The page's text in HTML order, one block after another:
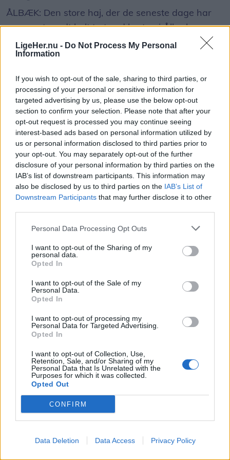
LigeHer.nu - Do Not Process My Personal
Information
If you wish to opt-out of the sale, sharing to third parties, or
processing of your personal or sensitive information for
targeted advertising by us, please use the below opt-out
section to confirm your selection. Please note that after your
opt-out request is processed you may continue seeing
interest-based ads based on personal information utilized by
us or personal information disclosed to third parties prior to
your opt-out. You may separately opt-out of the further
disclosure of your personal information by third parties on the
IAB’s list of downstream participants. This information may
also be disclosed by us to third parties on the IAB’s List of
Downstream Participants that may further disclose it to other
Personal Data Processing Opt Outs
I want to opt-out of the Sharing of my
personal data.
Opted In
I want to opt-out of the Sale of my
Personal Data.
Opted In
I want to opt-out of processing my
Personal Data for Targeted Advertising.
Opted In
I want to opt-out of Collection, Use,
Retention, Sale, and/or Sharing of my
Personal Data that Is Unrelated with the
Purposes for which it was collected.
Opted Out
CONFIRM
Data Deletion Data Access Privacy Policy
Voksne brugder kan ifølge Lex.dk blive over 10
meter lange.
Usædvanligt syn
en brugde så tæt på kysten i Kattegat.
Arten ses blandt andet omkring England, Skotland
og Irland og kan også forekomme længere ude i
Nordsøen.
- Det er lidt usædvanligt, at den er lige her. Man
kan godt opleve dem tættere på kysten andre
steder, men ikke normalt her, siger hun.
En mulig forklaring kan være, at den har fulgt
føden. Brugden lever af plankton.
- Hvis der har været rigeligt med plankton, kan
den være svømmet ind med strømmen, siger
Annika Thomsen.
En anden mulighed er, at hajen er syg.
Det er dog ikke noget, Annika Thomsen kan
afgøre ud fra videooptagelserne.
ÅLBÆK: Den store haj, der de seneste dage har
svømmet rundt helt tæt ved kysten i Ålbæk er nu
død.
drevet til lands henover natten/morgenen.
I løbet af fredagen drog flere hundrede
mennesker mod Ålbæk for at opleve verdens
næststørste haj, brugden, der svømmede rundt
helt inde i vandkanten.
En stor oplevelse, som absolut hører til
sjældenhederne så tæt på kysten.
Vis mere
Del artikel
Kategorier
Events
Aktuelt
Mennesker
Mad & drikke